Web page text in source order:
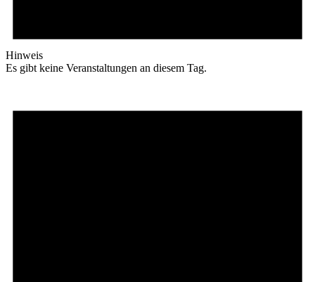
Hinweis
Es gibt keine Veranstaltungen an diesem Tag.